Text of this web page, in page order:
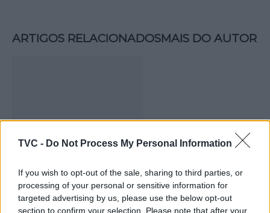
TVC - Do Not Process My Personal Information
If you wish to opt-out of the sale, sharing to third parties, or
processing of your personal or sensitive information for
targeted advertising by us, please use the below opt-out
section to confirm your selection. Please note that after your
ARTIGOS RELACIONADOSMAIS DO AUTOR
Deputados do PSD saúdam Banda
Sinfónica da ARMAB pelo 1º lugar no
certame internacional de Valência